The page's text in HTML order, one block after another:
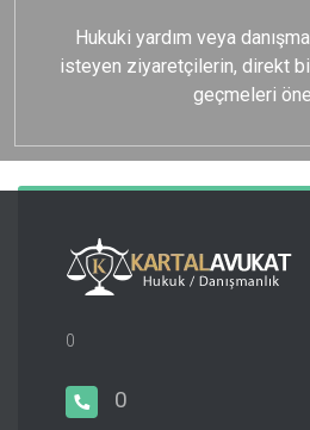
Hukuki yardım veya
isteyen ziyaretçilerin, direkt
geçmeleri
0
0